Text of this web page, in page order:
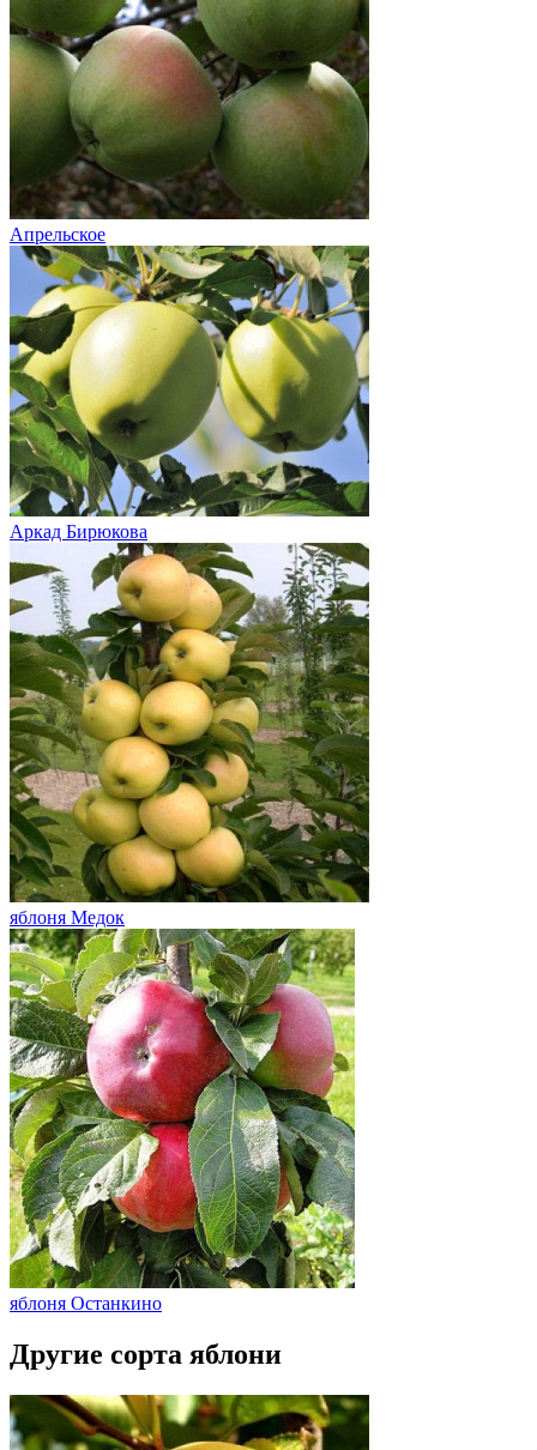
Апрельское
Аркад Бирюкова
яблоня Медок
яблоня Останкино
Другие сорта яблони